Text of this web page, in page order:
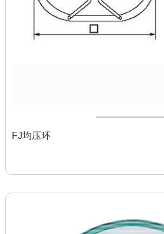
FJ均压环